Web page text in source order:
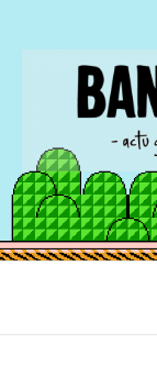
BAND
Actu Geek d'hier et